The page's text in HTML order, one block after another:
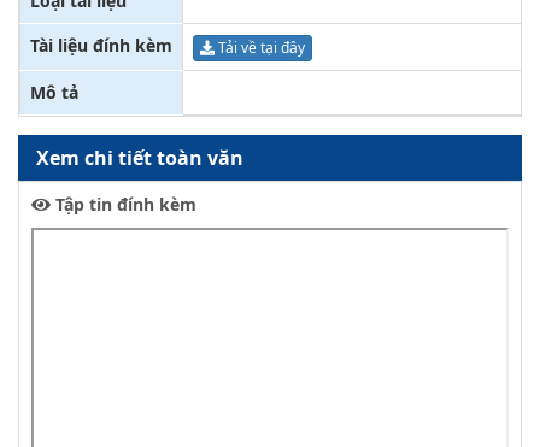
Tài liệu đính kèm
Tải về tại đây
Mô tả
Xem chi tiết toàn văn
Tập tin đính kèm